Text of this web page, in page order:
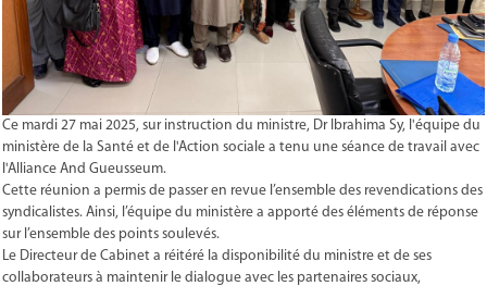
Ce mardi 27 mai 2025, sur instruction du ministre, Dr Ibrahima Sy, l'équipe du
ministère de la Santé et de l'Action sociale a tenu une séance de travail avec
l'Alliance And Gueusseum.
Cette réunion a permis de passer en revue l’ensemble des revendications des
syndicalistes. Ainsi, l’équipe du ministère a apporté des éléments de réponse
sur l’ensemble des points soulevés.
Le Directeur de Cabinet a réitéré la disponibilité du ministre et de ses
collaborateurs à maintenir le dialogue avec les partenaires sociaux,